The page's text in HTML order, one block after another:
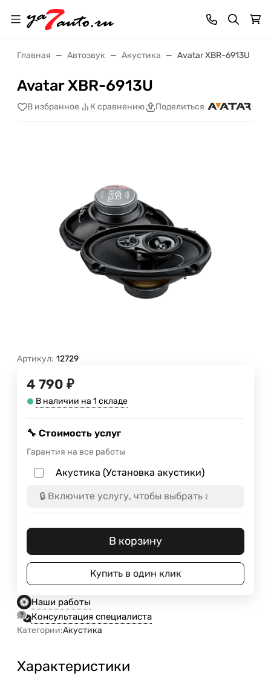
Главная Автозвук Акустика Avatar XBR-6913U
Avatar XBR-6913U
В избранное К сравнению Поделиться
Артикул: 12729
4 790 ₽
В наличии на 1 складе
🔧 Стоимость услуг
Гарантия на все работы
Акустика (Установка акустики)
В корзину
Купить в один клик
Наши работы
Консультация специалиста
Категории:Акустика
Характеристики